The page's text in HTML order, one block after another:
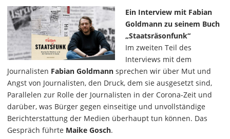
Ein Interview mit Fabian
Goldmann zu seinem Buch
„Staatsräsonfunk“
Im zweiten Teil des
Interviews mit dem
Journalisten Fabian Goldmann sprechen wir über Mut und
Angst von Journalisten, den Druck, dem sie ausgesetzt sind,
Parallelen zur Rolle der Journalisten in der Corona-Zeit und
darüber, was Bürger gegen einseitige und unvollständige
Berichterstattung der Medien überhaupt tun können. Das
Gespräch führte Maike Gosch.